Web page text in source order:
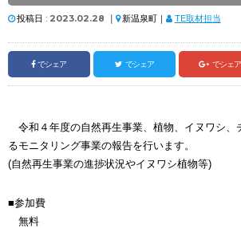
投稿日 : 2023.02.28 ｜ 新温泉町｜ TE取材担当
でシェア でシェア でシェア
令和４年度の自然再生事業、植物、イヌワシ、
るモニタリング事業の報告を行います。
(自然再生事業の進捗状況やイヌワシ植物等)
■参加費
無料